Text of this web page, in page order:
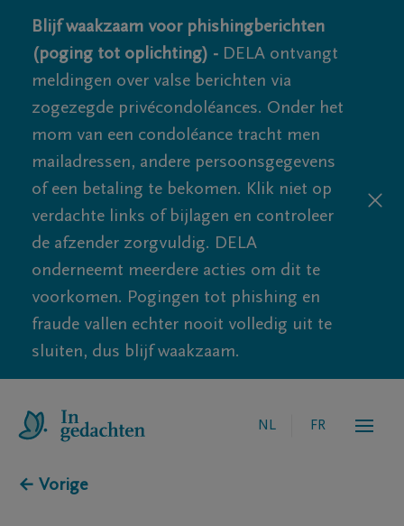
Blijf waakzaam voor phishingberichten
(poging tot oplichting) - DELA ontvangt
meldingen over valse berichten via
zogezegde privécondoléances. Onder het
mom van een condoléance tracht men
mailadressen, andere persoonsgegevens
of een betaling te bekomen. Klik niet op
verdachte links of bijlagen en controleer
de afzender zorgvuldig. DELA
onderneemt meerdere acties om dit te
voorkomen. Pogingen tot phishing en
fraude vallen echter nooit volledig uit te
sluiten, dus blijf waakzaam.
NL FR
← Vorige